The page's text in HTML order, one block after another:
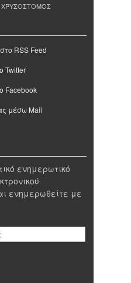
ΧΡΥΣΟΣΤΟΜΟΣ
RSS Feed
Twitter
Facebook
μέσω Mail
ενημερωτικό
ενημερωθείτε με